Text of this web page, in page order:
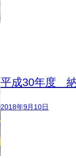
平成30年度
2018年9月10日